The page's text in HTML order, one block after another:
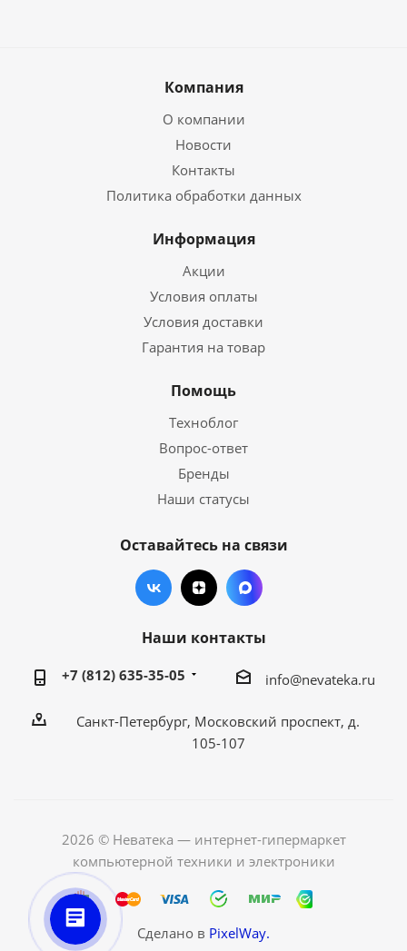
Компания
О компании
Новости
Контакты
Политика обработки данных
Информация
Акции
Условия оплаты
Условия доставки
Гарантия на товар
Помощь
Техноблог
Вопрос-ответ
Бренды
Наши статусы
Оставайтесь на связи
Наши контакты
+7 (812) 635-35-05 info@nevateka.ru
Санкт-Петербург, Московский проспект, д.
105-107
2026 © Неватека — интернет-гипермаркет
компьютерной техники и электроники
Сделано в PixelWay.